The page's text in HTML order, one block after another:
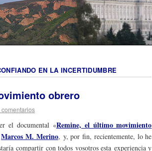
EN LA INCERTIDUMBRE
obrero
comentarios
el documental «Remine, el último movimiento
Marcos M. Merino, y, por fin, recientemente, lo he
compartir con todos vosotros esta experiencia y